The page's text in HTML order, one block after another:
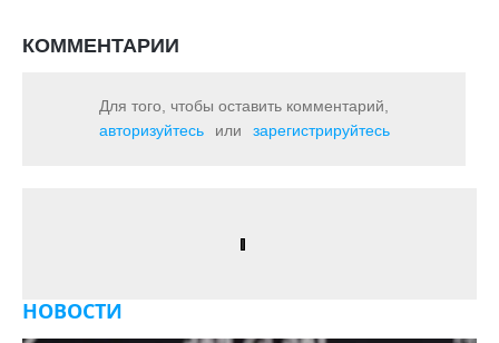
КОММЕНТАРИИ
Для того, чтобы оставить комментарий,
авторизуйтесь
или зарегистрируйтесь
НОВОСТИ